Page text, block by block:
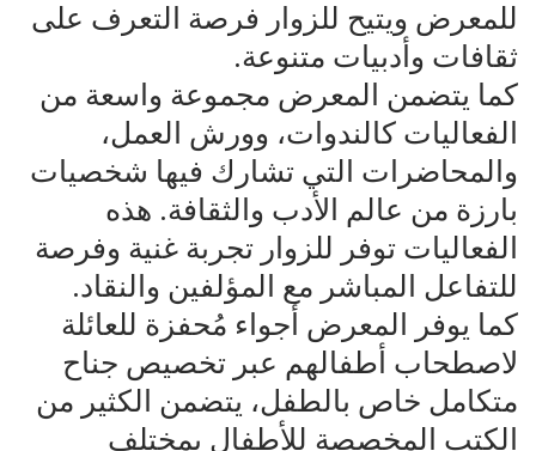
للمعرض ويتيح للزوار فرصة التعرف على
ثقافات وأدبيات متنوعة.
كما يتضمن المعرض مجموعة واسعة من
الفعاليات كالندوات، وورش العمل،
والمحاضرات التي تشارك فيها شخصيات
بارزة من عالم الأدب والثقافة. هذه
الفعاليات توفر للزوار تجربة غنية وفرصة
للتفاعل المباشر مع المؤلفين والنقاد.
كما يوفر المعرض أجواء مُحفزة للعائلة
لاصطحاب أطفالهم عبر تخصيص جناح
متكامل خاص بالطفل، يتضمن الكثير من
الكتب المخصصة للأطفال بمختلف